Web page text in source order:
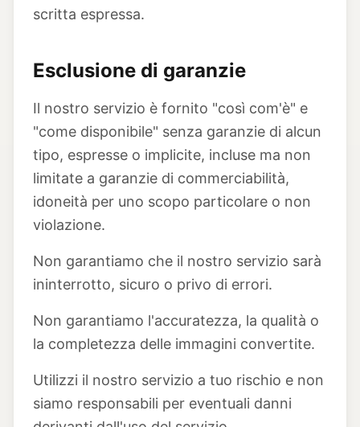
scritta espressa.
Esclusione di garanzie
Il nostro servizio è fornito "così com'è" e
"come disponibile" senza garanzie di alcun
tipo, espresse o implicite, incluse ma non
limitate a garanzie di commerciabilità,
idoneità per uno scopo particolare o non
violazione.
Non garantiamo che il nostro servizio sarà
ininterrotto, sicuro o privo di errori.
Non garantiamo l'accuratezza, la qualità o
la completezza delle immagini convertite.
Utilizzi il nostro servizio a tuo rischio e non
siamo responsabili per eventuali danni